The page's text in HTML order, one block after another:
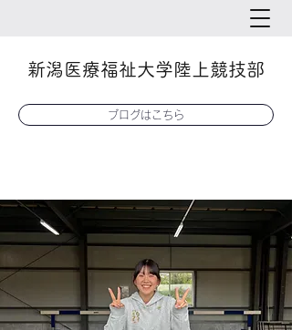
新潟医療福祉大学陸上競技部
ブログはこちら